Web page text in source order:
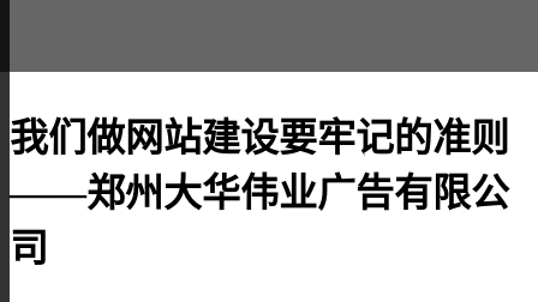
我们做网站建设要牢记的准则
——郑州大华伟业广告有限公
司